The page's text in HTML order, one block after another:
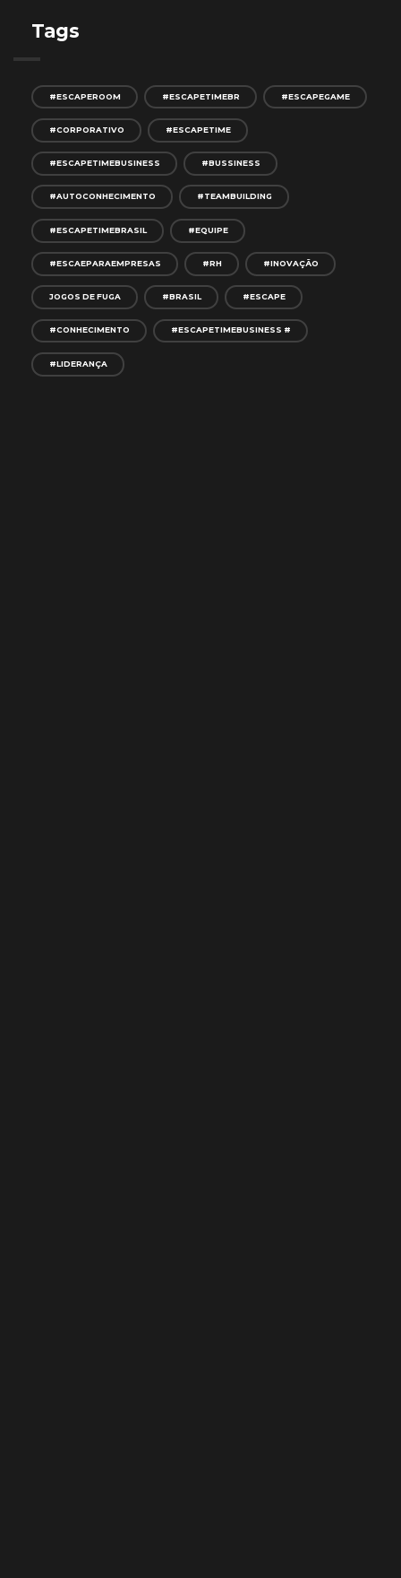
Tags
#ESCAPEROOM #ESCAPETIMEBR #ESCAPEGAME
#CORPORATIVO #ESCAPETIME
#ESCAPETIMEBUSINESS #BUSSINESS
#AUTOCONHECIMENTO #TEAMBUILDING
#ESCAPETIMEBRASIL #EQUIPE
#ESCAEPARAEMPRESAS #RH #INOVAÇÃO
JOGOS DE FUGA #BRASIL #ESCAPE
#CONHECIMENTO #ESCAPETIMEBUSINESS #
#LIDERANÇA